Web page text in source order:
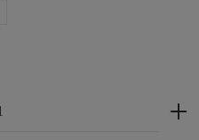
Wert ein